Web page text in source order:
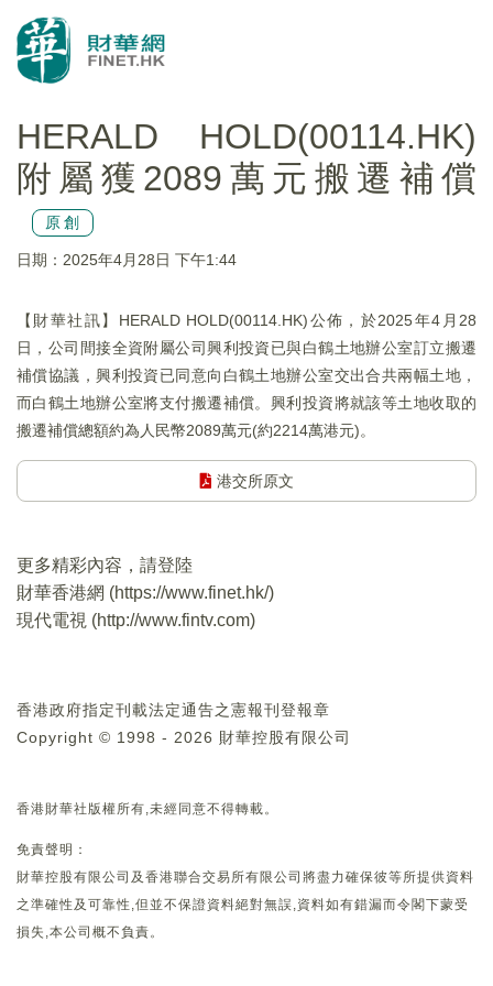
HERALD HOLD(00114.HK)
附屬獲2089萬元搬遷補償
原創
日期：2025年4月28日 下午1:44
【財華社訊】HERALD HOLD(00114.HK)公佈，於2025年4月28
日，公司間接全資附屬公司興利投資已與白鶴土地辦公室訂立搬遷
補償協議，興利投資已同意向白鶴土地辦公室交出合共兩幅土地，
而白鶴土地辦公室將支付搬遷補償。興利投資將就該等土地收取的
搬遷補償總額約為人民幣2089萬元(約2214萬港元)。
港交所原文
更多精彩內容，請登陸
財華香港網 (https://www.finet.hk/)
現代電視 (http://www.fintv.com)
香港政府指定刊載法定通告之憲報刊登報章
Copyright © 1998 - 2026 財華控股有限公司
香港財華社版權所有,未經同意不得轉載。
免責聲明：
財華控股有限公司及香港聯合交易所有限公司將盡力確保彼等所提供資料
之準確性及可靠性,但並不保證資料絕對無誤,資料如有錯漏而令閣下蒙受
損失,本公司概不負責。